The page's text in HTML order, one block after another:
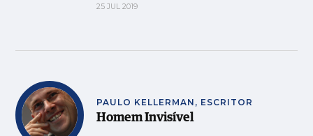
25 JUL 2019
PAULO KELLERMAN, ESCRITOR
Homem Invisível